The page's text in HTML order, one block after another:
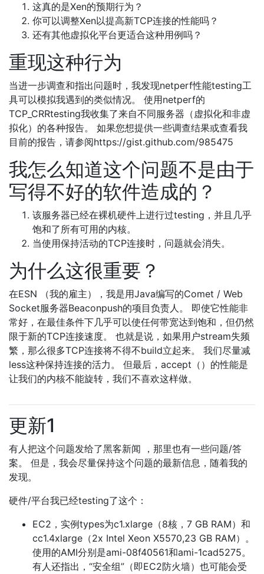
这真的是Xen的预期行为？
你可以调整Xen以提高新TCP连接的性能吗？
还有其他虚拟化平台更适合这种用例吗？
重现这种行为
当进一步调查和指出问题时，我发现netperf性能testing工
具可以模拟我遇到的类似情况。 使用netperf的
TCP_CRRtesting我收集了来自不同服务器（虚拟化和非虚
拟化）的各种报告。 如果您想提供一些调查结果或查看我
目前的报告，请参阅https://gist.github.com/985475
我怎么知道这个问题不是由于
写得不好的软件造成的？
该服务器已经在裸机硬件上进行过testing，并且几乎
饱和了所有可用的内核。
当使用保持活动的TCP连接时，问题就会消失。
为什么这很重要？
在ESN （我的雇主），我是用Java编写的Comet / Web
Socket服务器Beaconpush的项目负责人。 即使它性能非
常好，在最佳条件下几乎可以使任何带宽达到饱和，但仍然
限于新的TCP连接速度。 也就是说，如果用户stream失频
繁，那么很多TCP连接将不得不build立起来。 我们尽量减
less这种保持连接的活力。 但最后，accept（）的性能是
让我们的内核不能旋转，我们不喜欢这样做。
更新1
有人把这个问题发给了黑客新闻 ，那里也有一些问题/答
案。 但是，我会尽量保持这个问题的最新信息，随着我的
发现。
硬件/平台我已经testing了这个：
EC2，实例types为c1.xlarge（8核，7 GB RAM）和
cc1.4xlarge（2x Intel Xeon X5570,23 GB RAM）。
使用的AMI分别是ami-08f40561和ami-1cad5275。
有人还指出，“安全组”（即EC2防火墙）也可能会受